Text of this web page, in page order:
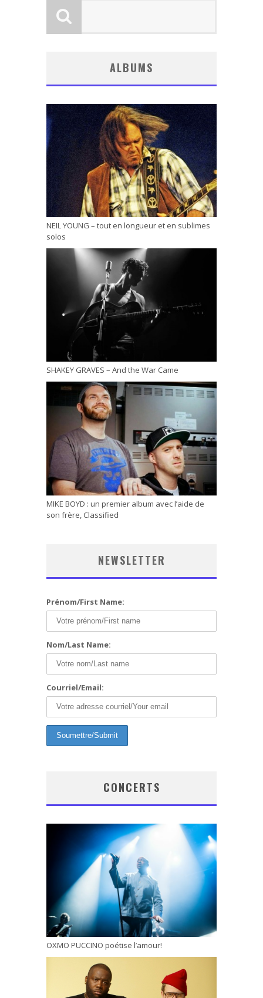
ALBUMS
NEIL YOUNG – tout en longueur et en sublimes
solos
SHAKEY GRAVES – And the War Came
MIKE BOYD : un premier album avec l’aide de
son frère, Classified
NEWSLETTER
Prénom/First Name:
Nom/Last Name:
Courriel/Email:
CONCERTS
OXMO PUCCINO poétise l’amour!